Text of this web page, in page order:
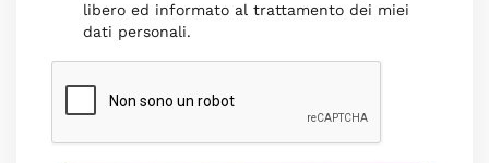
libero ed informato al trattamento dei miei
dati personali.